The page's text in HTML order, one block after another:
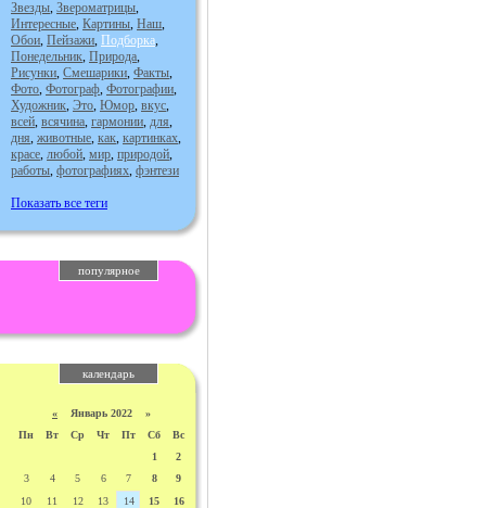
Звезды, Звероматрицы,
Интересные, Картины, Наш,
Обои, Пейзажи, Подборка,
Понедельник, Природа,
Рисунки, Смешарики, Факты,
Фото, Фотограф, Фотографии,
Художник, Это, Юмор, вкус,
всей, всячина, гармонии, для,
дня, животные, как, картинках,
красе, любой, мир, природой,
работы, фотографиях, фэнтези
Показать все теги
популярное
календарь
« Январь 2022 »
Пн
Вт Ср Чт Пт Сб
Вс
1
2
3
4 5 6 7 8
9
10
11 12 13 14 15
16